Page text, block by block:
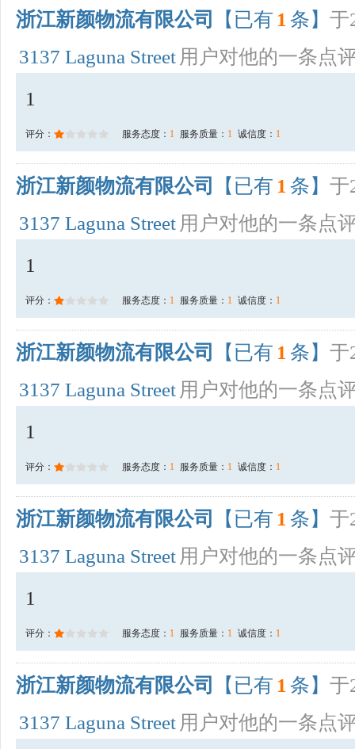
浙江新颜物流有限公司 【已有 1 条】 于
3137 Laguna Street 用户对他的一条点
1
评分： 服务态度： 1 服务质量： 1 诚信度： 1
浙江新颜物流有限公司 【已有 1 条】 于
3137 Laguna Street 用户对他的一条点
1
评分： 服务态度： 1 服务质量： 1 诚信度： 1
浙江新颜物流有限公司 【已有 1 条】 于
3137 Laguna Street 用户对他的一条点
1
评分： 服务态度： 1 服务质量： 1 诚信度： 1
浙江新颜物流有限公司 【已有 1 条】 于
3137 Laguna Street 用户对他的一条点
1
评分： 服务态度： 1 服务质量： 1 诚信度： 1
浙江新颜物流有限公司 【已有 1 条】 于
3137 Laguna Street 用户对他的一条点